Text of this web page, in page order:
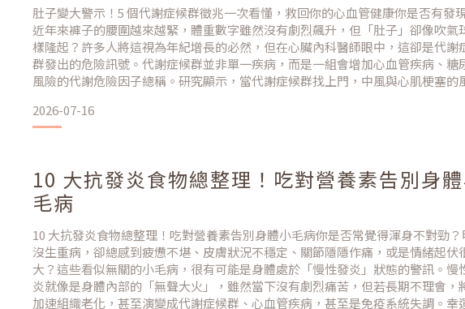
肚子變大警示！5 個代謝症候群徵兆一次看懂，救回你的心血管健康你是否有發
近年來褲子的腰圍越來越緊，體重數字雖然沒有劇烈飆升，但「肚子」卻像吹氣
樣隆起？許多人將這視為年紀增長的必然，但在心臟內科醫師眼中，這卻是代謝
群發出的危險訊號。代謝症候群並非單一疾病，而是一組會增加心血管疾病、糖
風險的代謝危險因子總稱。研究顯示，當代謝症候群找上門，中風與心肌梗塞的
的健康轉型策略。什麼是代謝症候群？為什麼「
2026-07-16
10 大抗發炎食物總整理！吃對營養素告別身
毛病
10 大抗發炎食物總整理！吃對營養素告別身體小毛病你是否常覺得渾身不對勁
沒生重病，卻總感到疲憊不堪、皮膚狀況不穩定、關節隱隱作痛，或是情緒起伏
大？這些看似無關的小毛病，很有可能是身體處於「慢性發炎」狀態的警訊。慢
炎就像是身體內部的「無聲大火」，雖然當下沒有劇烈痛苦，但若長期不理會，
加速組織老化，甚至演變成代謝症候群、心血管疾病，甚至是免疫系統失調。幸